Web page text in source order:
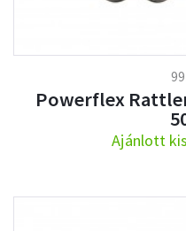
Powerflex
Ajánlott